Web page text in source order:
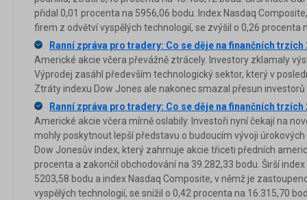
přidal 0,01 procenta na 5956,06 bodu. Index Nasdaq
firem z odvětví vyspělých technologií, se zvýšil o 0,26 procenta
Ranní zpráva pro tradery: Co se děje na finančních trzích
Americké akcie včera převážně ztrácely. Investory zklamaly
Výprodej zasáhl především technologický sektor, který v
Ztráty indexu Dow Jones ale nakonec smazal přesun investorů
Ranní zpráva pro tradery: Co se děje na finančních trzích
Americké akcie včera mírně oslabily. Investoři nyní čekají na
mohly poskytnout lepší představu o budoucím vývoji
Dow Jonesův index, který zahrnuje akcie třiceti předních
procenta a zakončil obchodování na 39.282,33 bodu. Širší
5203,58 bodu a index Nasdaq Composite, v němž je
vyspělých technologií, se snížil o 0,42 procenta na 16.315,70